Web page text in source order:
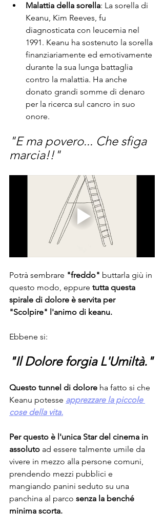
Malattia della sorella: La sorella di
Keanu, Kim Reeves, fu
diagnosticata con leucemia nel
1991. Keanu ha sostenuto la sorella
finanziariamente ed emotivamente
durante la sua lunga battaglia
contro la malattia. Ha anche
donato grandi somme di denaro
per la ricerca sul cancro in suo
onore.
"E ma povero... Che sfiga
marcia!!"
Potrà sembrare "freddo" buttarla giù in
questo modo, eppure tutta questa
spirale di dolore è servita per
"Scolpire" l'animo di keanu.
Ebbene si:
"Il Dolore forgia L'Umiltà."
Questo tunnel di dolore ha fatto si che
Keanu potesse apprezzare la piccole
cose della vita.
Per questo è l'unica Star del cinema in
assoluto ad essere talmente umile da
vivere in mezzo alla persone comuni,
prendendo mezzi pubblici e
mangiando panini seduto su una
panchina al parco senza la benché
minima scorta.